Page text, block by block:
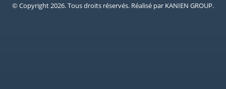
© Copyright 2026. Tous droits réservés. Réalisé par KANIEN GROUP.